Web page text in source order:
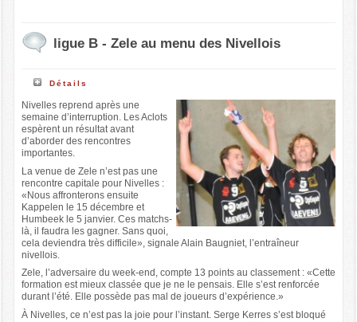
ligue B - Zele au menu des Nivellois
Détails
Nivelles reprend après une
semaine d’interruption. Les Aclots
espèrent un résultat avant
d’aborder des rencontres
importantes.
La venue de Zele n’est pas une
rencontre capitale pour Nivelles :
«Nous affronterons ensuite
Kappelen le 15 décembre et
Humbeek le 5 janvier. Ces matchs-
là, il faudra les gagner. Sans quoi,
cela deviendra très difficile», signale Alain Baugniet, l’entraîneur
nivellois.
Zele, l’adversaire du week-end, compte 13 points au classement : «Cette
formation est mieux classée que je ne le pensais. Elle s’est renforcée
durant l’été. Elle possède pas mal de joueurs d’expérience.»
À Nivelles, ce n’est pas la joie pour l’instant. Serge Kerres s’est bloqué